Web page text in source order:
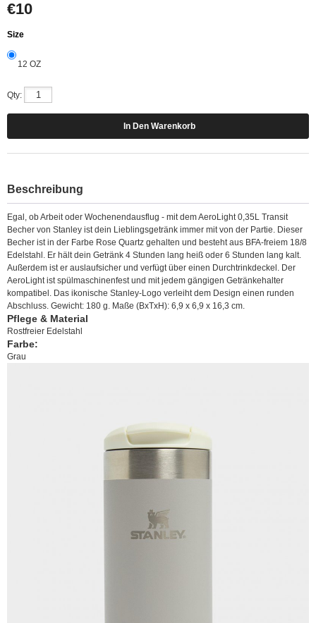
€10
Size
12 OZ
Qty:
Beschreibung
Egal, ob Arbeit oder Wochenendausflug - mit dem AeroLight 0,35L Transit
Becher von Stanley ist dein Lieblingsgetränk immer mit von der Partie. Dieser
Becher ist in der Farbe Rose Quartz gehalten und besteht aus BFA-freiem 18/8
Edelstahl. Er hält dein Getränk 4 Stunden lang heiß oder 6 Stunden lang kalt.
Außerdem ist er auslaufsicher und verfügt über einen Durchtrinkdeckel. Der
AeroLight ist spülmaschinenfest und mit jedem gängigen Getränkehalter
kompatibel. Das ikonische Stanley-Logo verleiht dem Design einen runden
Abschluss. Gewicht: 180 g. Maße (BxTxH): 6,9 x 6,9 x 16,3 cm.
Pflege & Material
Rostfreier Edelstahl
Farbe:
Grau